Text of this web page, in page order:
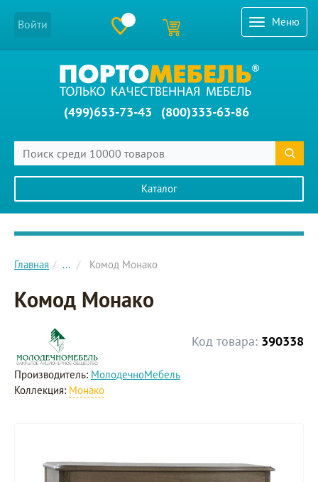
Меню
Войти
(499)653-73-43 (800)333-63-86
Каталог
Главное меню сайта
Главная ... Комод Монако
Комод Монако
Код товара: 390338
Производитель: МолодечноМебель
Коллекция: Монако